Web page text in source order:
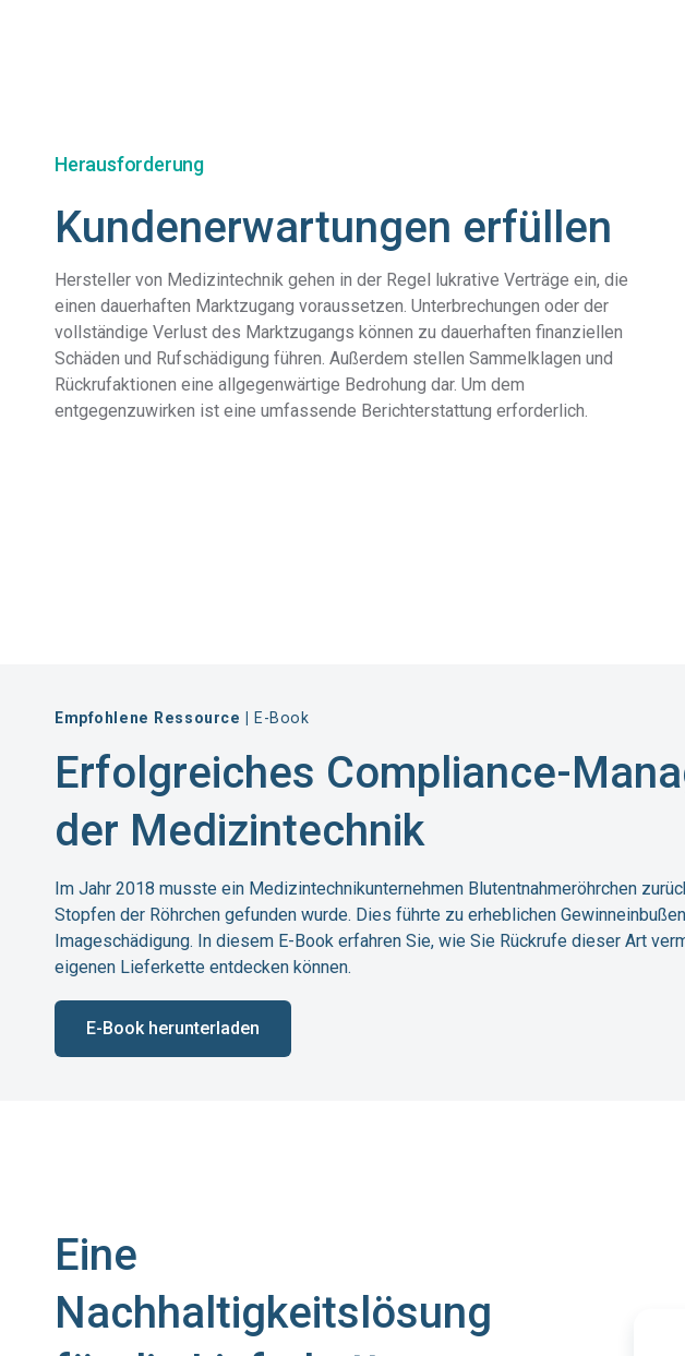
Herausforderung
Kundenerwartungen erfüllen
Hersteller von Medizintechnik gehen in der Regel lukrative Verträge ein, die
einen dauerhaften Marktzugang voraussetzen. Unterbrechungen oder der
vollständige Verlust des Marktzugangs können zu dauerhaften finanziellen
Schäden und Rufschädigung führen. Außerdem stellen Sammelklagen und
Rückrufaktionen eine allgegenwärtige Bedrohung dar. Um dem
entgegenzuwirken ist eine umfassende Berichterstattung erforderlich.
Empfohlene Ressource | E-Book
Erfolgreiches Compliance-
der Medizintechnik
Im Jahr 2018 musste ein Medizintechnikunternehmen Blutentnahmeröhrchen
Stopfen der Röhrchen gefunden wurde. Dies führte zu erheblichen
Imageschädigung. In diesem E-Book erfahren Sie, wie Sie Rückrufe dieser Art
eigenen Lieferkette entdecken können.
E-Book herunterladen
Eine
Nachhaltigkeitslösung